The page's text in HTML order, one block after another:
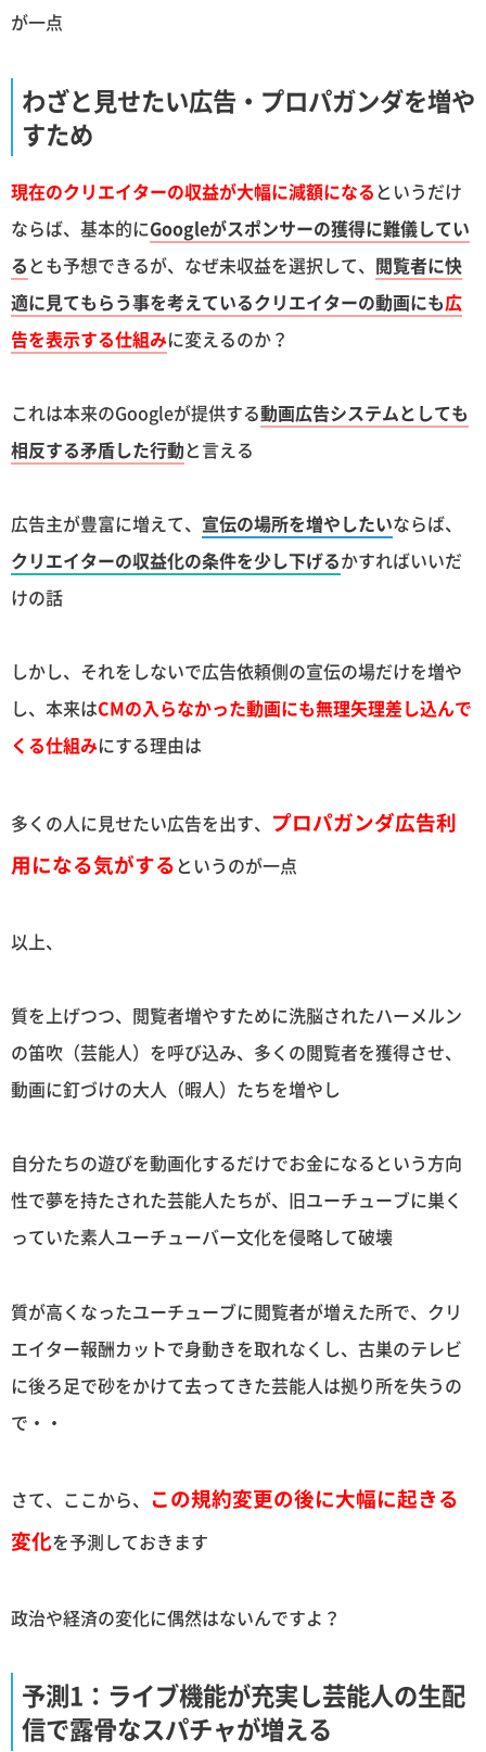
が一点
わざと見せたい広告・プロパガンダを増や
すため
現在のクリエイターの収益が大幅に減額になるというだけ
ならば、基本的にGoogleがスポンサーの獲得に難儀してい
るとも予想できるが、なぜ未収益を選択して、 閲覧者に快
適に見てもらう事を考えているクリエイターの動画にも広
告を表示する仕組みに変えるのか？
これは本来のGoogleが提供する動画広告システムとしても
相反する矛盾した行動と言える
広告主が豊富に増えて、 宣伝の場所を増やしたいならば、
クリエイターの収益化の条件を少し下げるかすればいいだ
けの話
しかし、それをしないで広告依頼側の宣伝の場だけを増や
し、本来はCMの入らなかった動画にも無理矢理差し込んで
くる仕組みにする理由は
多くの人に見せたい広告を出す、 プロパガンダ広告利
用になる気がするというのが一点
以上、
質を上げつつ、閲覧者増やすために洗脳されたハーメルン
の笛吹（芸能人）を呼び込み、多くの閲覧者を獲得させ、
動画に釘づけの大人（暇人）たちを増やし
自分たちの遊びを動画化するだけでお金になるという方向
性で夢を持たされた芸能人たちが、旧ユーチューブに巣く
っていた素人ユーチューバー文化を侵略して破壊
質が高くなったユーチューブに閲覧者が増えた所で、クリ
エイター報酬カットで身動きを取れなくし、古巣のテレビ
に後ろ足で砂をかけて去ってきた芸能人は拠り所を失うの
で・・
さて、ここから、 この規約変更の後に大幅に起きる
変化を予測しておきます
政治や経済の変化に偶然はないんですよ？
予測1：ライブ機能が充実し芸能人の生配
信で露骨なスパチャが増える